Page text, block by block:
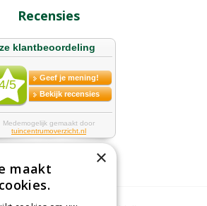
Recensies
×
maakt